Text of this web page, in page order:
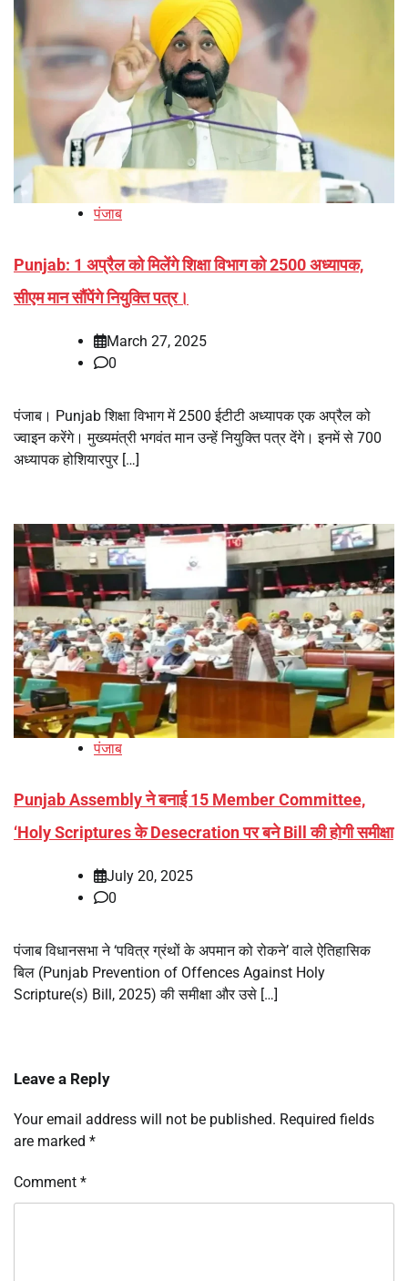
पंजाब
Punjab: 1 अप्रैल को मिलेंगे शिक्षा विभाग को 2500 अध्यापक,
सीएम मान सौंपेंगे नियुक्ति पत्र।
March 27, 2025
0
पंजाब। Punjab शिक्षा विभाग में 2500 ईटीटी अध्यापक एक अप्रैल को
ज्वाइन करेंगे। मुख्यमंत्री भगवंत मान उन्हें नियुक्ति पत्र देंगे। इनमें से 700
अध्यापक होशियारपुर […]
पंजाब
Punjab Assembly ने बनाई 15 Member Committee,
‘Holy Scriptures के Desecration पर बने Bill की होगी समीक्षा
July 20, 2025
0
पंजाब विधानसभा ने ‘पवित्र ग्रंथों के अपमान को रोकने’ वाले ऐतिहासिक
बिल (Punjab Prevention of Offences Against Holy
Scripture(s) Bill, 2025) की समीक्षा और उसे […]
Leave a Reply
Your email address will not be published. Required fields
are marked *
Comment *